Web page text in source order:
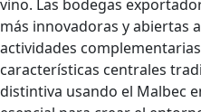
vino. Las bodegas
más innovadoras y abiertas
actividades
características centrales
distintiva usando el Malbec